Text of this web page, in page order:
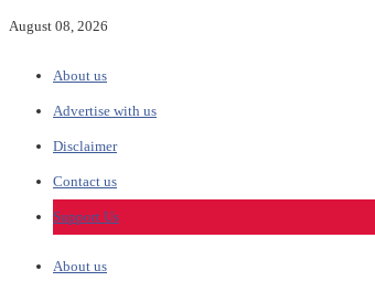
August 08, 2026
About us
Advertise with us
Disclaimer
Contact us
Support Us
About us